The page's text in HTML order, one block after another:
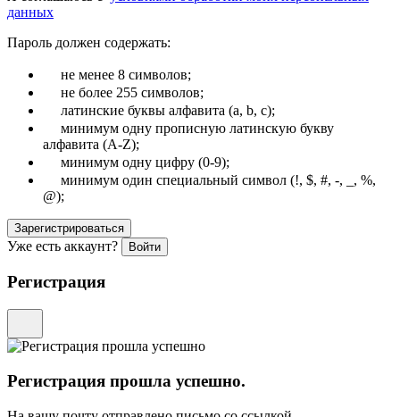
данных
Пароль должен содержать:
не менее 8 символов;
не более 255 символов;
латинские буквы алфавита (a, b, c);
минимум одну прописную латинскую букву
алфавита (A-Z);
минимум одну цифру (0-9);
минимум один специальный символ (!, $, #, -, _, %,
@);
Зарегистрироваться
Уже есть аккаунт? Войти
Регистрация
Регистрация прошла успешно.